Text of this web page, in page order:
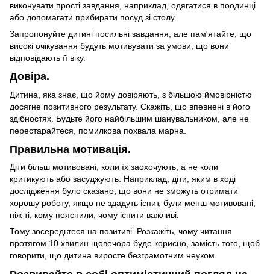
виконувати прості завдання, наприклад, одягатися в поодинці
або допомагати прибирати посуд зі столу.
Запропонуйте дитині посильні завдання, але пам'ятайте, що
високі очікування будуть мотивувати за умови, що вони
відповідають її віку.
Довіра.
Дитина, яка знає, що йому довіряють, з більшою ймовірністю
досягне позитивного результату. Скажіть, що впевнені в його
здібностях. Будьте його найбільшим шанувальником, але не
перестарайтеся, помилкова похвала марна.
Правильна мотивація.
Діти більш мотивовані, коли їх заохочують, а не коли
критикують або засуджують. Наприклад, діти, яким в ході
дослідження було сказано, що вони не зможуть отримати
хорошу роботу, якщо не здадуть іспит, були менш мотивовані,
ніж ті, кому пояснили, чому іспити важливі.
Тому зосередьтеся на позитиві. Розкажіть, чому читання
протягом 10 хвилин щовечора буде корисно, замість того, щоб
говорити, що дитина виросте безграмотним неуком.